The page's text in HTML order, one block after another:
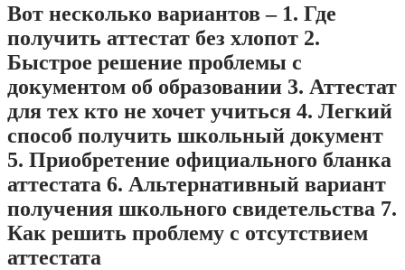
Вот несколько вариантов – 1. Где
получить аттестат без хлопот 2.
Быстрое решение проблемы с
документом об образовании 3. Аттестат
для тех кто не хочет учиться 4. Легкий
способ получить школьный документ
5. Приобретение официального бланка
аттестата 6. Альтернативный вариант
получения школьного свидетельства 7.
Как решить проблему с отсутствием
аттестата